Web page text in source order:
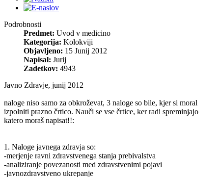
Podrobnosti
Predmet: Uvod v medicino
Kategorija: Kolokviji
Objavljeno: 15 Junij 2012
Napisal: Jurij
Zadetkov: 4943
Javno Zdravje, junij 2012
naloge niso samo za obkroževat, 3 naloge so bile, kjer si moral
izpolniti prazno črtico. Nauči se vse črtice, ker radi spreminjajo
katero moraš napisat!!:
1. Naloge javnega zdravja so:
-merjenje ravni zdravstvenega stanja prebivalstva
-analiziranje povezanosti med zdravstvenimi pojavi
-javnozdravstveno ukrepanje